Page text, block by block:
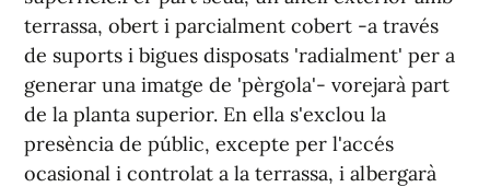
terrassa, obert i parcialment cobert -a través
de suports i bigues disposats 'radialment' per a
generar una imatge de 'pèrgola'- vorejarà part
de la planta superior. En ella s'exclou la
presència de públic, excepte per l'accés
ocasional i controlat a la terrassa, i albergarà